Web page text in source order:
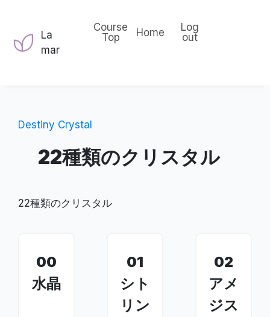
La
mar
Course
Top
Home
Log
out
Destiny Crystal
22種類のクリスタル
22種類のクリスタル
00
水晶
01
シト
リン
02
アメ
ジス